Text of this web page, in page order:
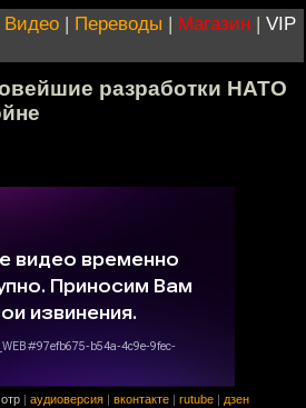
Видео | Переводы | Магазин | VIP
разработки НАТО
аудиоверсия вконтакте rutube дзен